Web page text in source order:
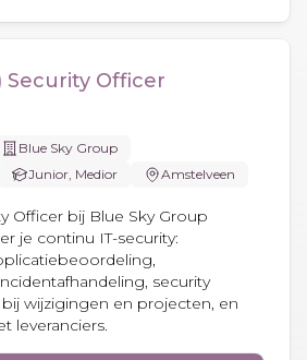
Security Officer
Blue Sky Group
Junior, Medior Amstelveen
Officer bij Blue Sky Group
je continu IT-security:
security
bij wijzigingen en projecten, en
leveranciers.